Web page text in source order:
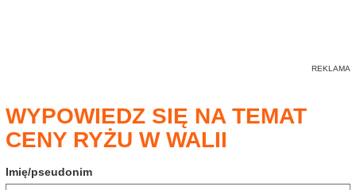
WYPOWIEDZ SIĘ NA TEMAT
CENY RYŻU W WALII
Imię/pseudonim